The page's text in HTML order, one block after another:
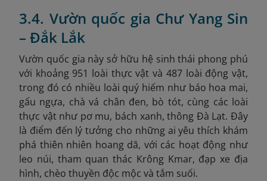
3.4. Vườn quốc gia Chư Yang Sin
– Đắk Lắk
Vườn quốc gia này sở hữu hệ sinh thái phong phú
với khoảng 951 loài thực vật và 487 loài động vật,
trong đó có nhiều loài quý hiếm như báo hoa mai,
gấu ngựa, chà vá chân đen, bò tót, cùng các loài
thực vật như pơ mu, bách xanh, thông Đà Lạt. Đây
là điểm đến lý tưởng cho những ai yêu thích khám
phá thiên nhiên hoang dã, với các hoạt động như
leo núi, tham quan thác Krông Kmar, đạp xe địa
hình, chèo thuyền độc mộc và tắm suối.